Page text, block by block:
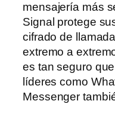
mensajería más
Signal protege
cifrado de
extremo a
es tan seguro
líderes como
Messenger